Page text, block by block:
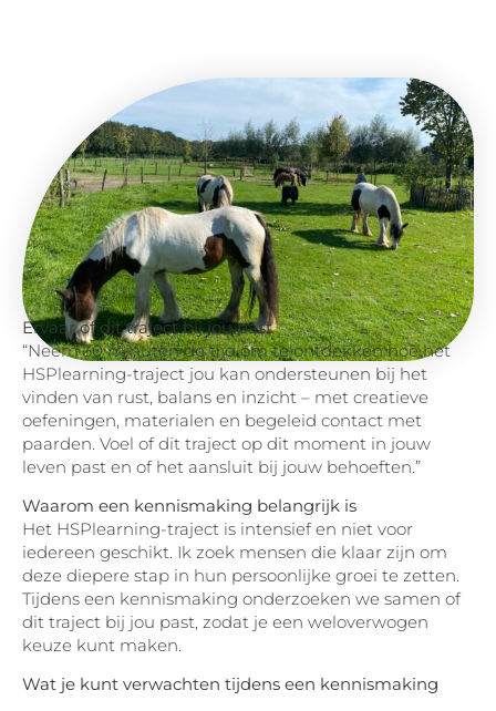
Ervaar of dit traject bij jou past
“Neem 30 minuten de tijd om te ontdekken hoe het
HSPlearning-traject jou kan ondersteunen bij het
vinden van rust, balans en inzicht – met creatieve
oefeningen, materialen en begeleid contact met
paarden. Voel of dit traject op dit moment in jouw
leven past en of het aansluit bij jouw behoeften.”
Waarom een kennismaking belangrijk is
Het HSPlearning-traject is intensief en niet voor
iedereen geschikt. Ik zoek mensen die klaar zijn om
deze diepere stap in hun persoonlijke groei te zetten.
Tijdens een kennismaking onderzoeken we samen of
dit traject bij jou past, zodat je een weloverwogen
keuze kunt maken.
Wat je kunt verwachten tijdens een kennismaking